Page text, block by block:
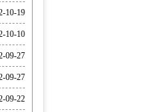
10-19
10-10
09-27
09-27
09-22